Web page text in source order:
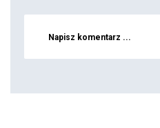
Napisz komentarz ...